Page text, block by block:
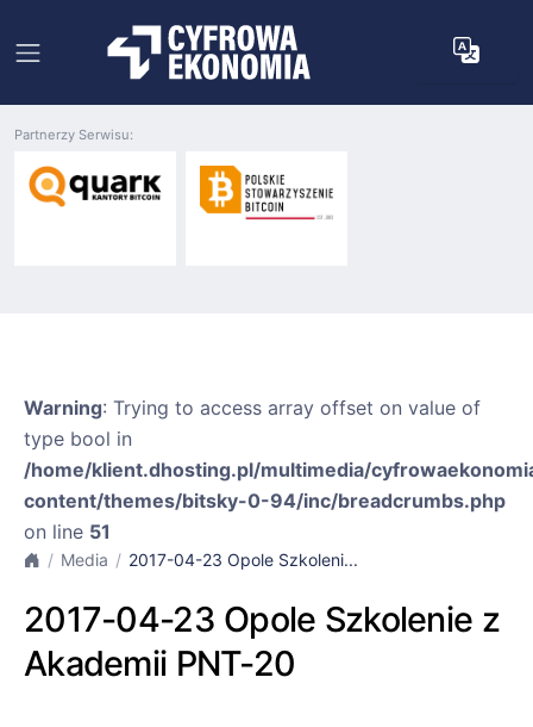
Partnerzy Serwisu:
Warning: Trying to access array offset on value of
type bool in
/home/klient.dhosting.pl/multimedia/
content/themes/bitsky-0-94/inc/breadcrumbs.php
on line 51
Media 2017-04-23 Opole Szkoleni...
2017-04-23 Opole Szkolenie z
Akademii PNT-20